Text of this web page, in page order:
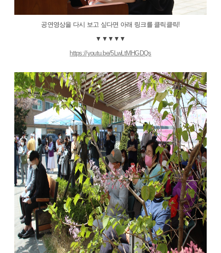
공연영상을 다시 보고 싶다면 아래 링크를 클릭클릭!
▼▼▼▼▼
https://youtu.be/5LwLtMHGDQs